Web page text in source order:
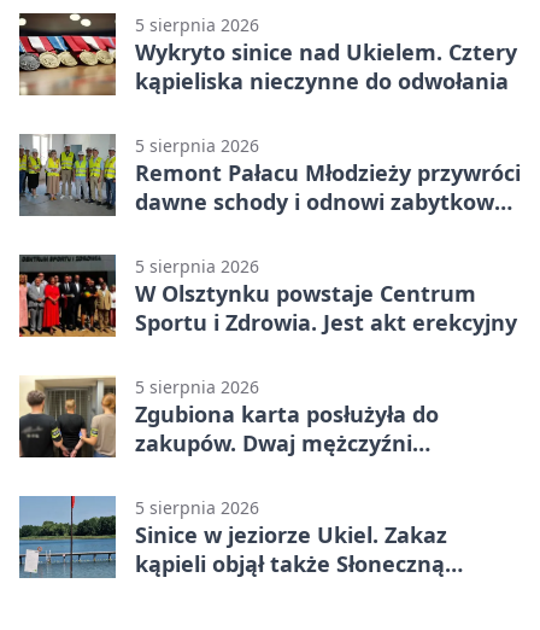
5 sierpnia 2026
Wykryto sinice nad Ukielem. Cztery
kąpieliska nieczynne do odwołania
5 sierpnia 2026
Remont Pałacu Młodzieży przywróci
dawne schody i odnowi zabytkowy
5 sierpnia 2026
W Olsztynku powstaje Centrum
Sportu i Zdrowia. Jest akt erekcyjny
5 sierpnia 2026
Zgubiona karta posłużyła do
zakupów. Dwaj mężczyźni
5 sierpnia 2026
Sinice w jeziorze Ukiel. Zakaz
kąpieli objął także Słoneczną